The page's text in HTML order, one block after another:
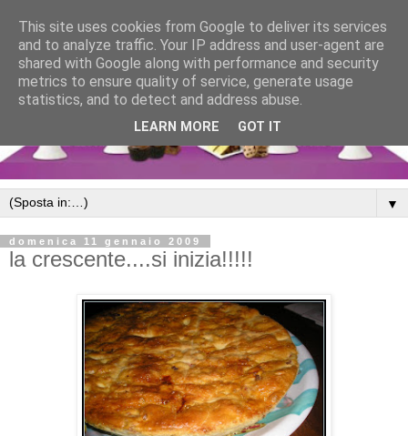
▼
domenica 11 gennaio 2009
la crescente....si inizia!!!!!
This site uses cookies from Google to deliver its services
and to analyze traffic. Your IP address and user-agent are
shared with Google along with performance and security
metrics to ensure quality of service, generate usage
statistics, and to detect and address abuse.
LEARN MORE GOT IT